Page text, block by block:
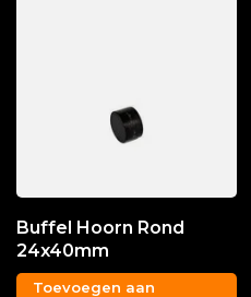
Buffel Hoorn Rond
24x40mm
Toevoegen aan